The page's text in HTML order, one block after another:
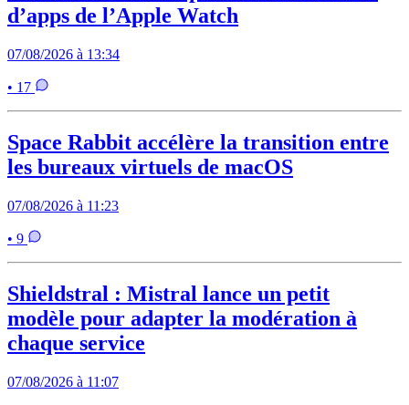
d’apps de l’Apple Watch
07/08/2026 à 13:34
• 17
Space Rabbit accélère la transition entre
les bureaux virtuels de macOS
07/08/2026 à 11:23
• 9
Shieldstral : Mistral lance un petit
modèle pour adapter la modération à
chaque service
07/08/2026 à 11:07